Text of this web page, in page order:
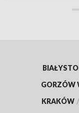
GORZÓW
KRAKÓW /